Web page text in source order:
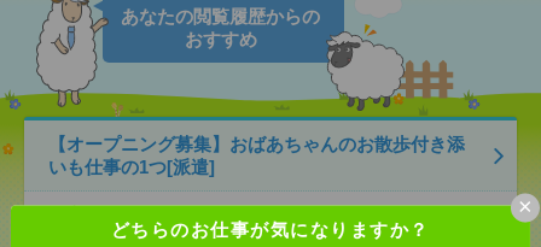
どちらのお仕事が気になりますか？
×
あなたの閲覧履歴からの
おすすめ
【オープニング募集】おばあちゃんのお散歩付き添
いも仕事の1つ[派遣]
OK ■扶養内OK ■日収1万2000円以上